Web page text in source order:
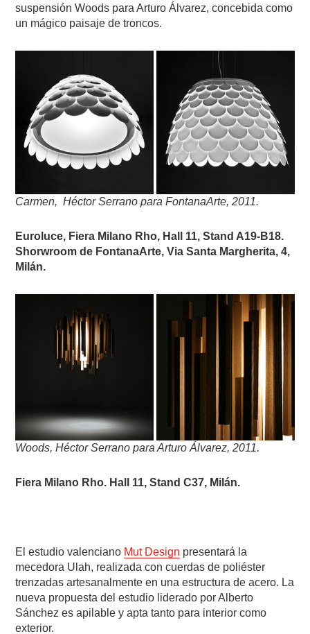
suspensión Woods para Arturo Álvarez, concebida como
un mágico paisaje de troncos.
Carmen, Héctor Serrano para FontanaArte, 2011.
Euroluce, Fiera Milano Rho, Hall 11, Stand A19-B18.
Shorwroom de FontanaArte, Via Santa Margherita, 4,
Milán.
Woods, Héctor Serrano para Arturo Álvarez, 2011.
Fiera Milano Rho. Hall 11, Stand C37, Milán.
El estudio valenciano Mut Design presentará la
mecedora Ulah, realizada con cuerdas de poliéster
trenzadas artesanalmente en una estructura de acero. La
nueva propuesta del estudio liderado por Alberto
Sánchez es apilable y apta tanto para interior como
exterior.